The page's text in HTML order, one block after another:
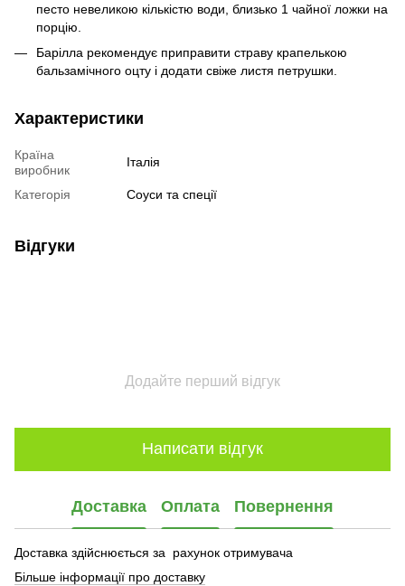
песто невеликою кількістю води, близько 1 чайної ложки на
порцію.
Барілла рекомендує приправити страву крапелькою
бальзамічного оцту і додати свіже листя петрушки.
Характеристики
Країна
виробник
Італія
Категорія Соуси та спеції
Відгуки
Додайте перший відгук
Написати відгук
Доставка Оплата Повернення
Доставка здійснюється за рахунок отримувача
Більше інформації про доставку